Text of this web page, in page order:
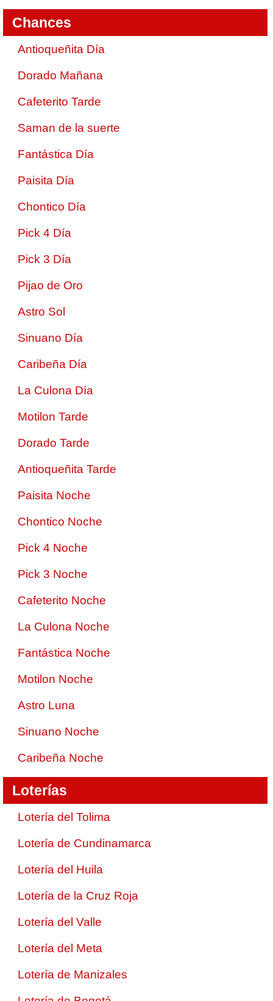
Chances
Antioqueñita Día
Dorado Mañana
Cafeterito Tarde
Saman de la suerte
Fantástica Día
Paisita Día
Chontico Día
Pick 4 Día
Pick 3 Día
Pijao de Oro
Astro Sol
Sinuano Día
Caribeña Día
La Culona Día
Motilon Tarde
Dorado Tarde
Antioqueñita Tarde
Paisita Noche
Chontico Noche
Pick 4 Noche
Pick 3 Noche
Cafeterito Noche
La Culona Noche
Fantástica Noche
Motilon Noche
Astro Luna
Sinuano Noche
Caribeña Noche
Loterías
Lotería del Tolima
Lotería de Cundinamarca
Lotería del Huila
Lotería de la Cruz Roja
Lotería del Valle
Lotería del Meta
Lotería de Manizales